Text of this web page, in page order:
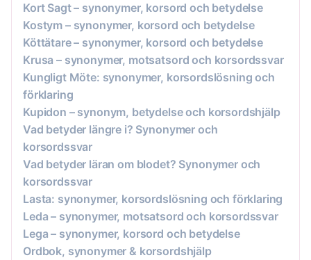
Kort Sagt – synonymer, korsord och betydelse
Kostym – synonymer, korsord och betydelse
Köttätare – synonymer, korsord och betydelse
Krusa – synonymer, motsatsord och korsordssvar
Kungligt Möte: synonymer, korsordslösning och
förklaring
Kupidon – synonym, betydelse och korsordshjälp
Vad betyder längre i? Synonymer och
korsordssvar
Vad betyder läran om blodet? Synonymer och
korsordssvar
Lasta: synonymer, korsordslösning och förklaring
Leda – synonymer, motsatsord och korsordssvar
Lega – synonymer, korsord och betydelse
Ordbok, synonymer & korsordshjälp